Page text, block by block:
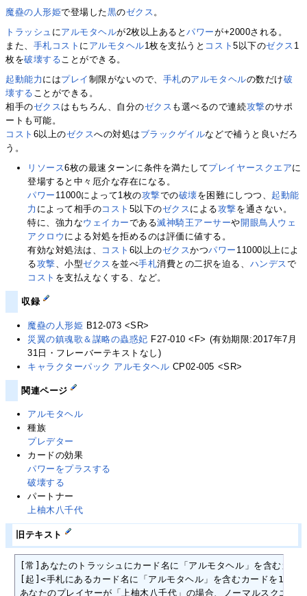
魔蠱の人形姫で登場した黒のゼクス 。
トラッシュ にアルモタヘルが2枚以上あるとパワーが+2000される。
また、 手札コスト に アルモタヘル1枚を支払うと コスト5以下のゼクス 1
枚を破壊する ことができる。
起動能力 にはプレイ 制限がないので、 手札のアルモタヘルの数だけ破
壊する ことができる。
相手のゼクスはもちろん、自分のゼクス も選べるので連続攻撃のサポ
ートも可能。
コスト 6以上のゼクスへの対処は ブラックゲイルなどで補うと良いだろ
う。
リソース6枚の最速ターンに条件を満たしてプレイヤースクエアに
登場すると中々厄介な存在になる。
パワー 11000によって1枚の攻撃での破壊を困難にしつつ、 起動能
力 によって相手のコスト 5以下のゼクスによる攻撃を通さない。
特に、強力なウェイカーである滅神騎王アーサーや開眼鳥人ウェ
アクロウ による対処を拒めるのは評価に値する。
有効な対処法は、
コスト 6以上のゼクスかつパワー 11000以上によ
る攻撃、小型ゼクス を並べ手札消費との二択を迫る、 ハンデスで
コスト を支払えなくする、など。
収録
魔蠱の人形姫 B12-073 <SR>
災翼の鎮魂歌＆謀略の蟲惑妃 F27-010 <F> (有効期限:2017年7月
31日・フレーバーテキストなし)
キャラクターパック アルモタヘル CP02-005 <SR>
関連ページ
アルモタヘル
種族
プレデター
カードの効果
パワーをプラスする
破壊する
パートナー
上柚木八千代
旧テキスト
[常]あなたのトラッシュにカード名に「アルモタヘル」を含むカ
[起]<手札にあるカード名に「アルモタヘル」を含むカードを1枚ト
あなたのプレイヤーが「上柚木八千代」の場合、ノーマルスクエア